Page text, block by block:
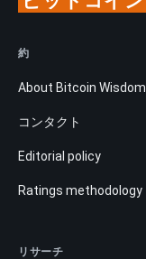
約
About Bitcoin Wisdom
コンタクト
Editorial policy
Ratings methodology
リサーチ